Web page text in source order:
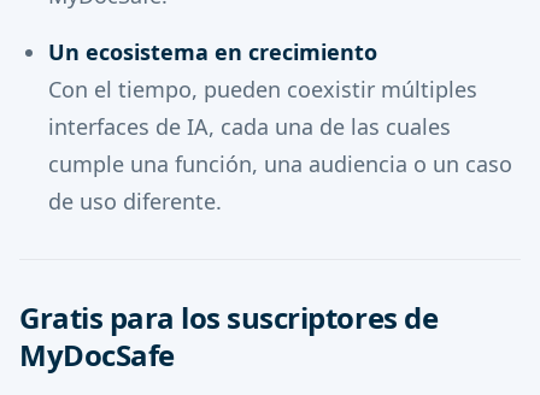
Un ecosistema en crecimiento
Con el tiempo, pueden coexistir múltiples
interfaces de IA, cada una de las cuales
cumple una función, una audiencia o un caso
de uso diferente.
Gratis para los suscriptores de
MyDocSafe